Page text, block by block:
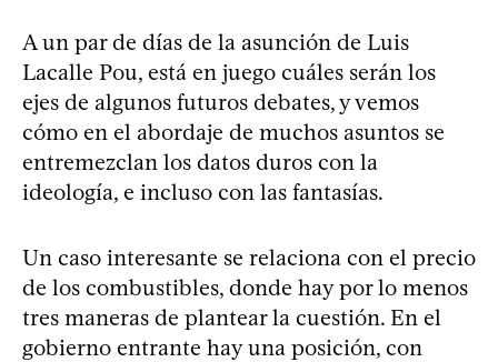
A un par de días de la asunción de Luis
Lacalle Pou, está en juego cuáles serán los
ejes de algunos futuros debates, y vemos
cómo en el abordaje de muchos asuntos se
entremezclan los datos duros con la
ideología, e incluso con las fantasías.
Un caso interesante se relaciona con el precio
de los combustibles, donde hay por lo menos
tres maneras de plantear la cuestión. En el
gobierno entrante hay una posición, con